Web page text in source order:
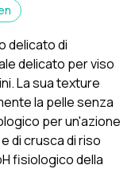
delicato di
delicato per viso
La sua texture
la pelle senza
per un'azione
di crusca di riso
fisiologico della